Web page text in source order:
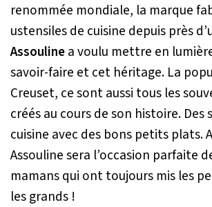
renommée mondiale, la marque
ustensiles de cuisine depuis près
Assoulinea voulu mettre en
savoir-faire et cet héritage. La
Creuset, ce sont aussi tous les
créés au cours de son histoire. Des
cuisine avec des bons petits plats.
Assouline sera l’occasion parfaite
mamans qui ont toujours mis les
les grands !